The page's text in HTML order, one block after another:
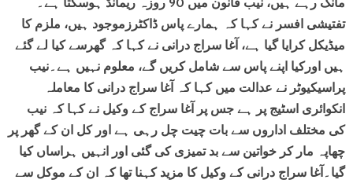
تفتیشی افسر نے کہا کہ ہمارے پاس ڈاکٹرزموجود ہیں، ملزم کا
میڈیکل کرایا گیا ہے، آغا سراج درانی نے کہا کہ گھرسے کیا لے گئے
ہیں اورکیا اپنے پاس سے شامل کریں گے، معلوم نہیں ہے۔نیب
پراسیکیوٹر نے عدالت میں کہا کہ آغا سراج درانی کا معاملہ
انکوائری اسٹیج پر ہے جس پر آغا سراج کے وکیل نے کہا کہ نیب
کی مختلف اداروں سے بات چیت چل رہی ہے اور کل ان کے گھر پر
چھاپہ مار کر خواتین سے بد تمیزی کی گئی اور انہیں ہراساں کیا
گیا۔آغا سراج درانی کے وکیل کا مزید کہنا تھا کہ ان کے موکل سے